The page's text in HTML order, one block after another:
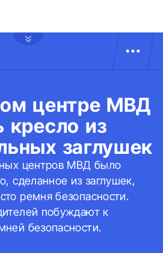
центре МВД
кресло из
заглушек
центров МВД было
сделанное из заглушек,
ремня безопасности.
побуждают к
безопасности.